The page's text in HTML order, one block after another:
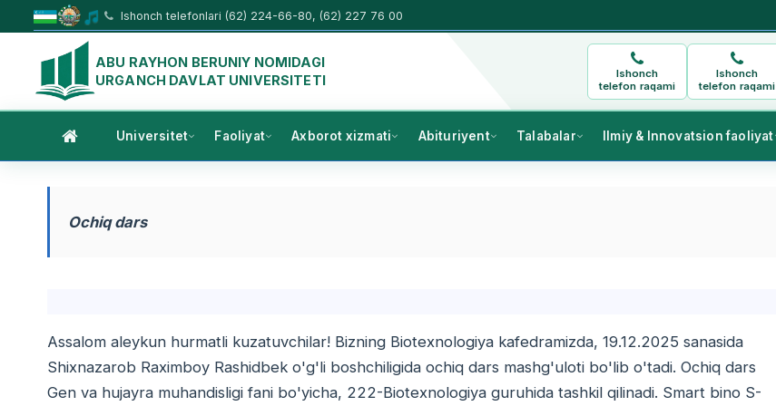
Ishonch telefonlari (62) 224-66-80, (62) 227 76 00
ABU RAYHON BERUNIY NOMIDAGI
URGANCH DAVLAT UNIVERSITETI
Ishonch
telefon raqami
Ishonch
telefon raqami
Universitet Faoliyat Axborot xizmati Abituriyent Talabalar Ilmiy & Innovatsion faoliyat
Ochiq dars
Assalom aleykun hurmatli kuzatuvchilar! Bizning Biotexnologiya kafedramizda, 19.12.2025 sanasida
Shixnazarob Raximboy Rashidbek o'g'li boshchiligida ochiq dars mashg'uloti bo'lib o'tadi. Ochiq dars
Gen va hujayra muhandisligi fani bo'yicha, 222-Biotexnologiya guruhida tashkil qilinadi. Smart bino S-